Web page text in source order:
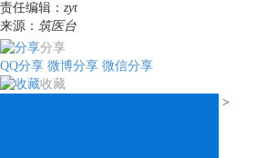
责任编辑： zyt
来源： 筑医台
分享
QQ分享 微博分享 微信分享
收藏
>